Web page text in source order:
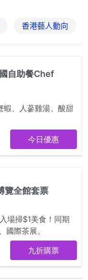
香港藝人動向